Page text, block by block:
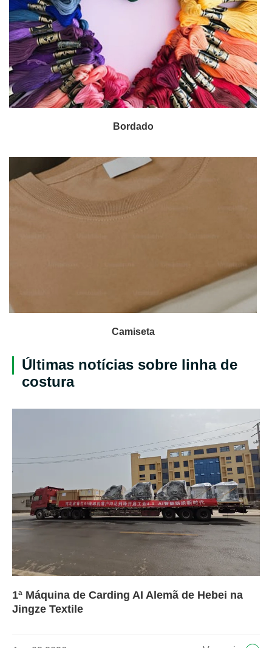
Bordado
Camiseta
Últimas notícias sobre linha de
costura
1ª Máquina de Carding AI Alemã de Hebei na
Jingze Textile